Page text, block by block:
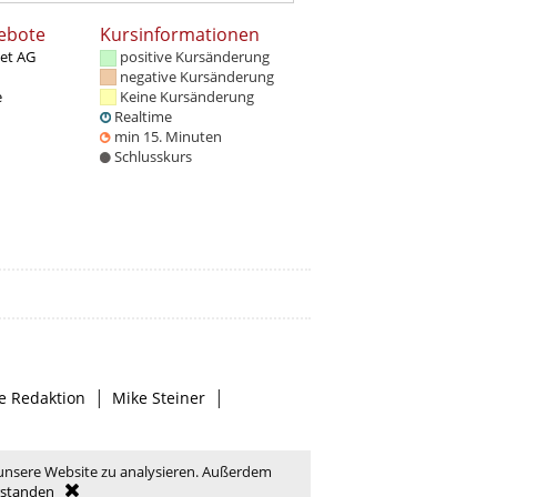
AG
Kursinformationen
positive Kursänderung
negative Kursänderung
Keine Kursänderung
Realtime
min 15. Minuten
Schlusskurs
Redaktion | Mike Steiner |
Website zu analysieren. Außerdem